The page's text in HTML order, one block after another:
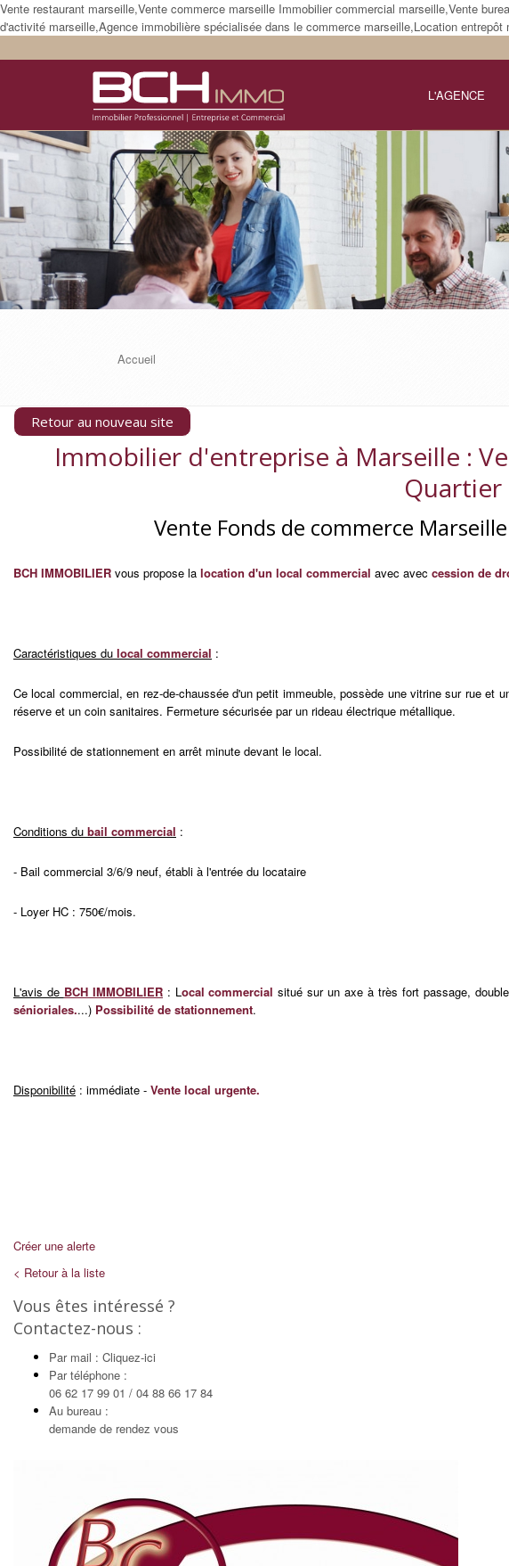
Vente restaurant marseille,Vente commerce marseille Immobilier commercial marseille,Vente
d'activité marseille,Agence immobilière spécialisée dans le commerce marseille,Location entrepôt
L'AGENCE
Accueil
Retour au nouveau site
Immobilier d'entreprise à Marseille :
Vente Fonds de commerce
BCH IMMOBILIER vous propose la location d'un local commercial avec avec cession de
Caractéristiques du local commercial :
Ce local commercial, en rez-de-chaussée d'un petit immeuble, possède une vitrine sur rue et
réserve et un coin sanitaires. Fermeture sécurisée par un rideau électrique métallique.
Possibilité de stationnement en arrêt minute devant le local.
Conditions du bail commercial :
- Bail commercial 3/6/9 neuf, établi à l'entrée du locataire
- Loyer HC : 750€/mois.
L'avis de BCH IMMOBILIER: Local commercial situé sur un axe à très fort passage,
sénioriales....) Possibilité de stationnement.
Disponibilité : immédiate - Vente local urgente.
Créer une alerte
< Retour à la liste
Vous êtes intéressé ?
Contactez-nous :
Par mail : Cliquez-ici
Par téléphone :
06 62 17 99 01 / 04 88 66 17 84
Au bureau :
demande de rendez vous